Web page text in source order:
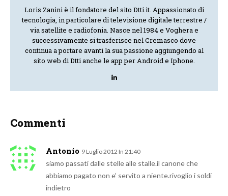
Loris Zanini è il fondatore del sito Dtti.it. Appassionato di
tecnologia, in particolare di televisione digitale terrestre /
via satellite e radiofonia. Nasce nel 1984 e Voghera e
successivamente si trasferisce nel Cremasco dove
continua a portare avanti la sua passione aggiungendo al
sito web di Dtti anche le app per Android e Iphone.
Commenti
Antonio 9 Luglio 2012 In 21:40
siamo passati dalle stelle alle stalle.il canone che
abbiamo pagato non e’ servito a niente.rivoglio i soldi
indietro